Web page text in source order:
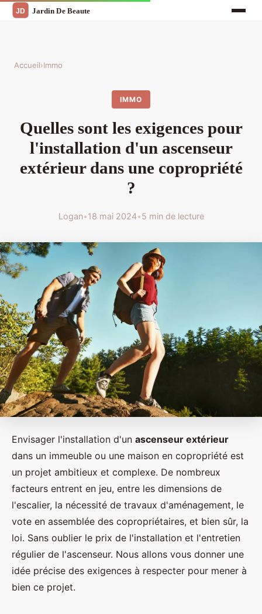
Accueil›Immo
IMMO
Quelles sont les exigences pour
l'installation d'un ascenseur
extérieur dans une copropriété
?
Logan•18 mai 2024•5 min de lecture
Envisager l'installation d'un ascenseur extérieur
dans un immeuble ou une maison en copropriété est
un projet ambitieux et complexe. De nombreux
facteurs entrent en jeu, entre les dimensions de
l'escalier, la nécessité de travaux d'aménagement, le
vote en assemblée des copropriétaires, et bien sûr, la
loi. Sans oublier le prix de l'installation et l'entretien
régulier de l'ascenseur. Nous allons vous donner une
idée précise des exigences à respecter pour mener à
bien ce projet.